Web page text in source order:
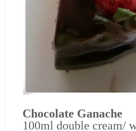
Chocolate Ganache
100ml double cream/